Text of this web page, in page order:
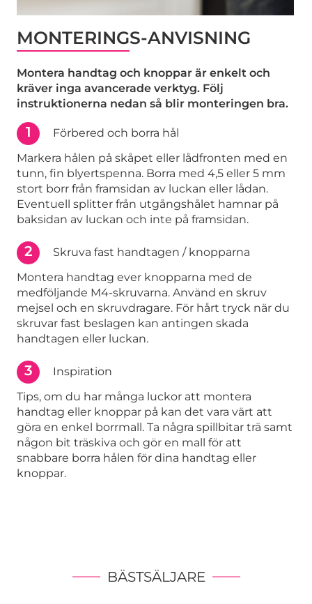
MONTERINGS-ANVISNING
Montera handtag och knoppar är enkelt och
kräver inga avancerade verktyg. Följ
instruktionerna nedan så blir monteringen bra.
1
Förbered och borra hål
Markera hålen på skåpet eller lådfronten med en
tunn, fin blyertspenna. Borra med 4,5 eller 5 mm
stort borr från framsidan av luckan eller lådan.
Eventuell splitter från utgångshålet hamnar på
baksidan av luckan och inte på framsidan.
2
Skruva fast handtagen / knopparna
Montera handtag ever knopparna med de
medföljande M4-skruvarna. Använd en skruv
mejsel och en skruvdragare. För hårt tryck när du
skruvar fast beslagen kan antingen skada
handtagen eller luckan.
3
Inspiration
Tips, om du har många luckor att montera
handtag eller knoppar på kan det vara värt att
göra en enkel borrmall. Ta några spillbitar trä samt
någon bit träskiva och gör en mall för att
snabbare borra hålen för dina handtag eller
knoppar.
BÄSTSÄLJARE